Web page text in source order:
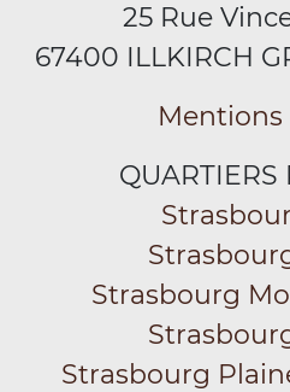
25 Rue
67400 ILLKIRCH
Mentions
QUARTIERS
Strasbourg
Strasbourg